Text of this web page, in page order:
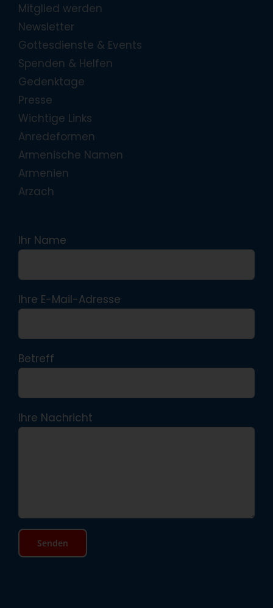
Mitglied werden
Newsletter
Gottesdienste & Events
Spenden & Helfen
Gedenktage
Presse
Wichtige Links
Anredeformen
Armenische Namen
Armenien
Arzach
Ihr Name
Ihre E-Mail-Adresse
Betreff
Ihre Nachricht